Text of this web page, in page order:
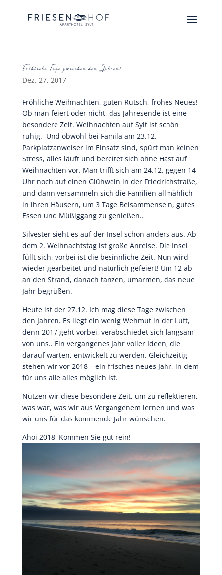
Fröhliche Tage zwischen den Jahren!
Dez. 27, 2017
Fröhliche Weihnachten, guten Rutsch, frohes Neues!
Ob man feiert oder nicht, das Jahresende ist eine
besondere Zeit. Weihnachten auf Sylt ist schön
ruhig. Und obwohl bei Famila am 23.12.
Parkplatzanweiser im Einsatz sind, spürt man keinen
Stress, alles läuft und bereitet sich ohne Hast auf
Weihnachten vor. Man trifft sich am 24.12. gegen 14
Uhr noch auf einen Glühwein in der Friedrichstraße,
und dann versammeln sich die Familien allmählich
in ihren Häusern, um 3 Tage Beisammensein, gutes
Essen und Müßiggang zu genießen..
Silvester sieht es auf der Insel schon anders aus. Ab
dem 2. Weihnachtstag ist große Anreise. Die Insel
füllt sich, vorbei ist die besinnliche Zeit. Nun wird
wieder gearbeitet und natürlich gefeiert! Um 12 ab
an den Strand, danach tanzen, umarmen, das neue
Jahr begrüßen.
Heute ist der 27.12. Ich mag diese Tage zwischen
den Jahren. Es liegt ein wenig Wehmut in der Luft,
denn 2017 geht vorbei, verabschiedet sich langsam
von uns.. Ein vergangenes Jahr voller Ideen, die
darauf warten, entwickelt zu werden. Gleichzeitig
stehen wir vor 2018 – ein frisches neues Jahr, in dem
für uns alle alles möglich ist.
Nutzen wir diese besondere Zeit, um zu reflektieren,
was war, was wir aus Vergangenem lernen und was
wir uns für das kommende Jahr wünschen.
Ahoi 2018! Kommen Sie gut rein!